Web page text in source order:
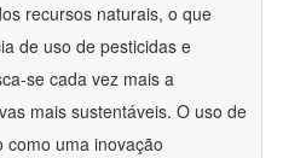
recursos naturais, o que
de uso de pesticidas e
se cada vez mais a
mais sustentáveis. O uso de
como uma inovação